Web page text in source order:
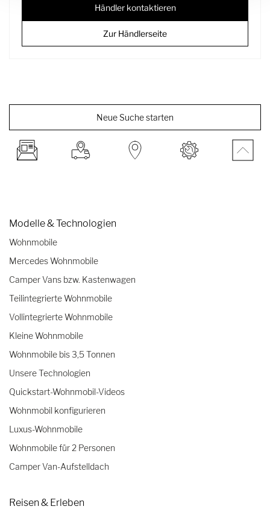
Händler kontaktieren
Zur Händlerseite
Neue Suche starten
Modelle & Technologien
Wohnmobile
Mercedes Wohnmobile
Camper Vans bzw. Kastenwagen
Teilintegrierte Wohnmobile
Vollintegrierte Wohnmobile
Kleine Wohnmobile
Wohnmobile bis 3,5 Tonnen
Unsere Technologien
Quickstart-Wohnmobil-Videos
Wohnmobil konfigurieren
Luxus-Wohnmobile
Wohnmobile für 2 Personen
Camper Van-Aufstelldach
Reisen & Erleben